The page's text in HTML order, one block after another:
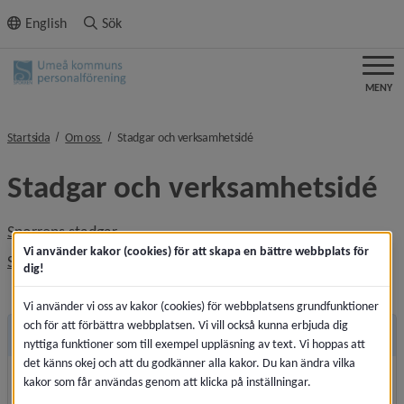
innehållet
English Sök
MENY
Startsida Om oss nivå i brödsmulenavigeringen
Stadgar och verksamhetsidénivå i brödsmulenavigeringen
Stadgar och verksamhetsidé
Sporrens stadgar, 119.8 kB, öppnas i nytt fönster.
Sporrens verksamhetsidé, 16.5 kB, öppnas i nytt fönster.
Andra sidor
Allmänna villkor
Vi använder kakor (cookies) för att skapa en bättre webbplats för
dig!
Vi använder vi oss av kakor (cookies) för webbplatsens grundfunktioner
och för att förbättra webbplatsen. Vi vill också kunna erbjuda dig
nyttiga funktioner som till exempel uppläsning av text. Vi hoppas att
det känns okej och att du godkänner alla kakor. Du kan ändra vilka
kakor som får användas genom att klicka på inställningar.